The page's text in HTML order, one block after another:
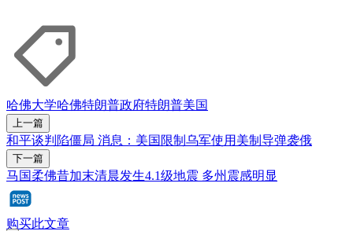
哈佛大学哈佛特朗普政府特朗普美国
上一篇
和平谈判陷僵局 消息：美国限制乌军使用美制导弹袭俄
下一篇
马国柔佛昔加末清晨发生4.1级地震 多州震感明显
购买此文章